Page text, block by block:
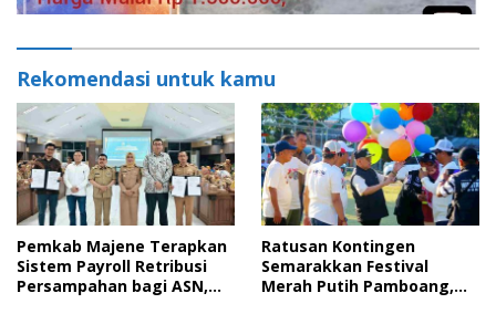
Rekomendasi untuk kamu
Pemkab Majene Terapkan
Sistem Payroll Retribusi
Persampahan bagi ASN,
Ratusan Kontingen
Semarakkan Festival
Merah Putih Pamboang,